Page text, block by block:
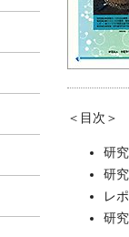
＜目次＞
研
研
レ
研